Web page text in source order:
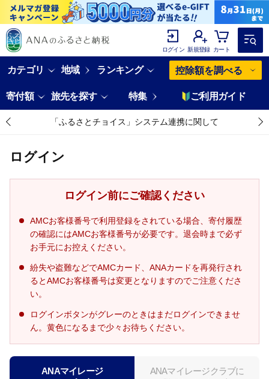
ログイン 新規登録 カート
カテゴリ 地域 ランキング 控除額を調べる
寄付額 旅先を探す 特集 ご利用ガイド
「ふるさとチョイス」システム連携に関して
ログイン
ログイン前にご確認ください
AMCお客様番号で利用登録をされている場合、寄付履歴
の確認にはAMCお客様番号が必要です。退会時まで必ず
お手元にお控えください。
紛失や盗難などでAMCカード、ANAカードを再発行され
るとAMCお客様番号は変更となりますのでご注意くださ
い。
ログインボタンがグレーのときはまだログインできませ
ん。黄色になるまで少々お待ちください。
ANAマイレージ
ANAマイレージクラブに